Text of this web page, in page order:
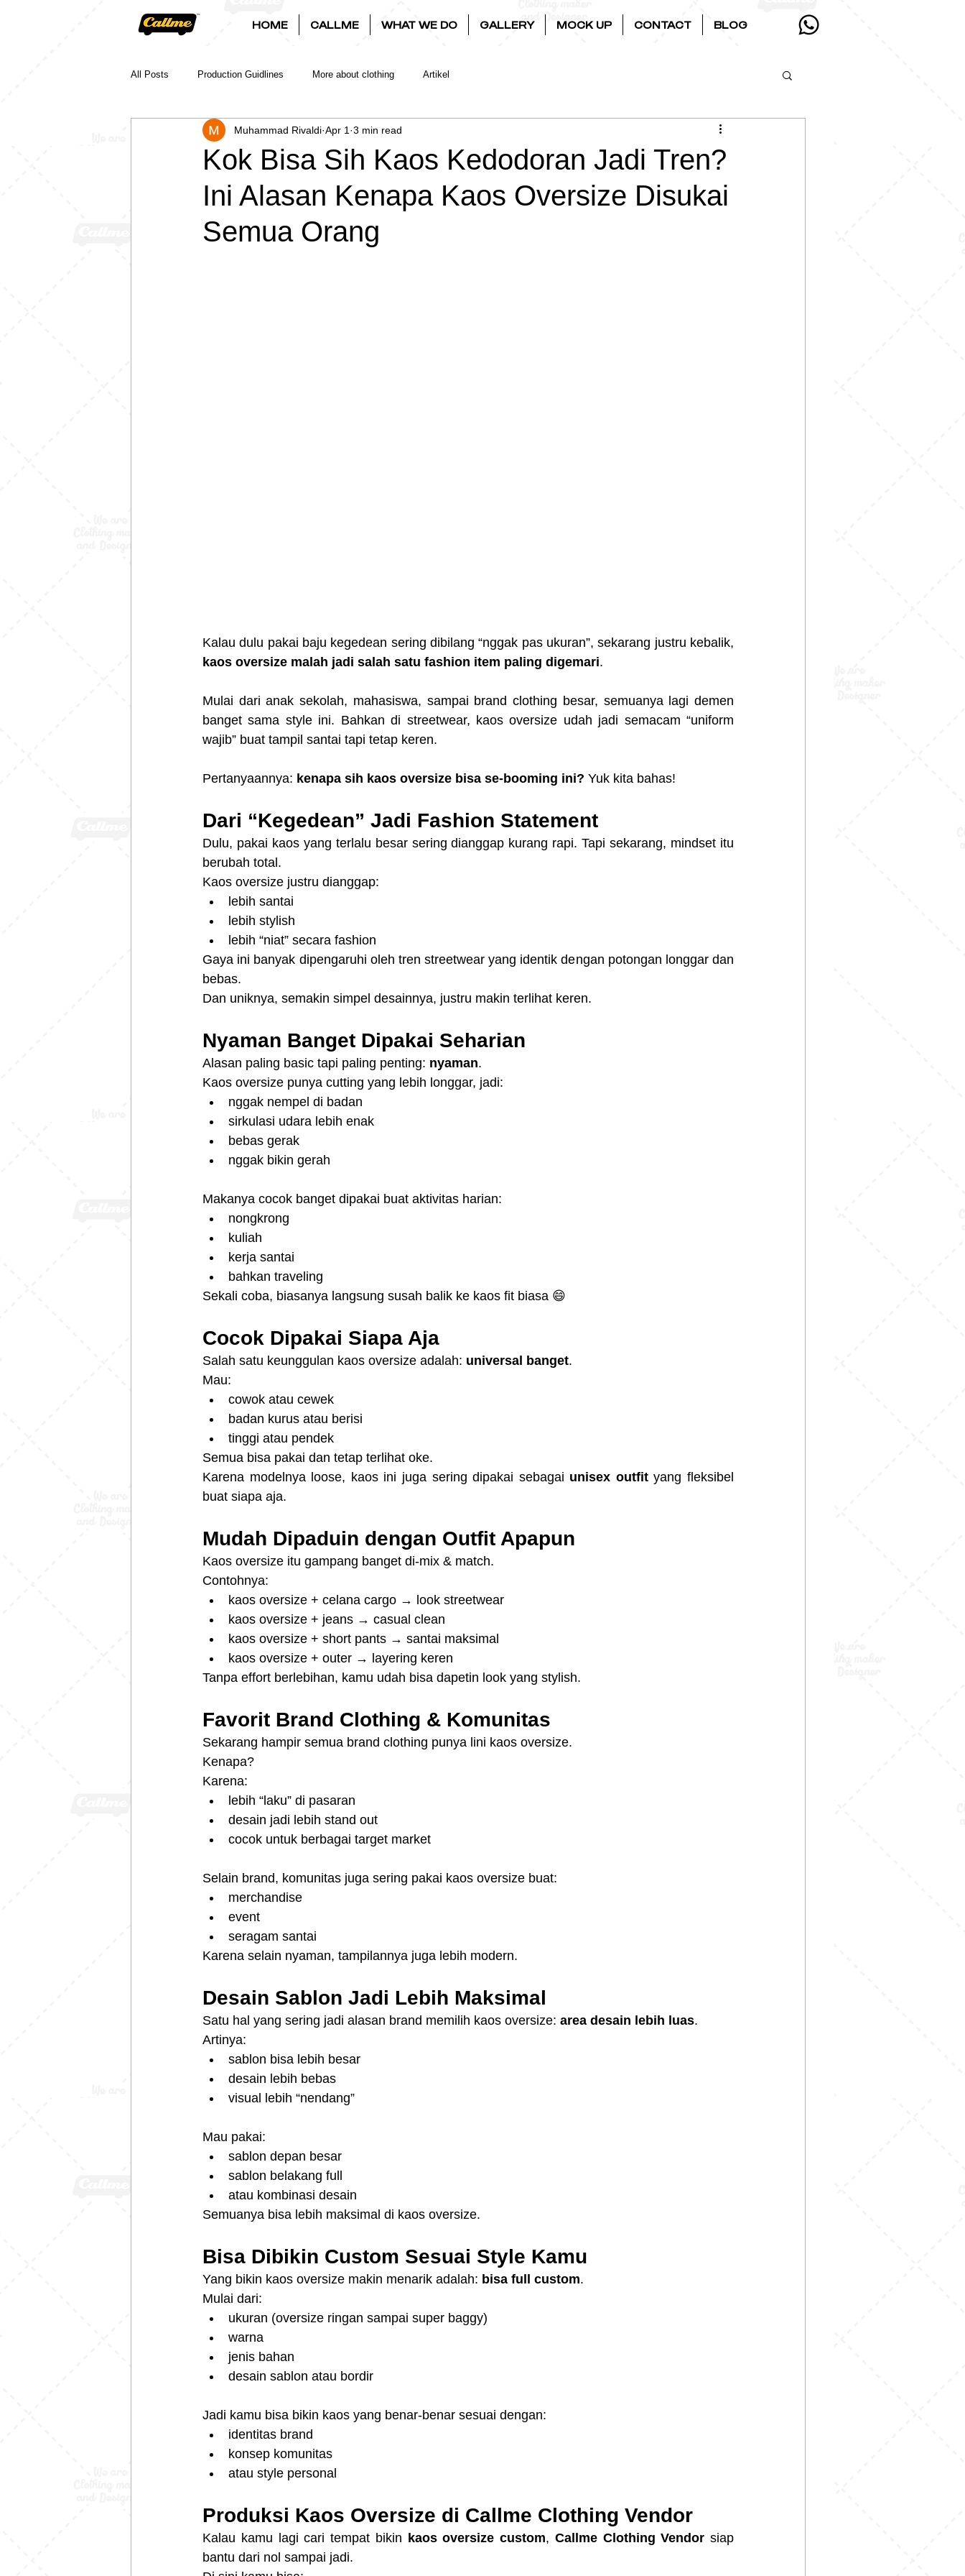
HOME CALLME WHAT WE DO GALLERY MOCK UP CONTACT BLOG
All Posts Production Guidlines More about clothing Artikel
Kok Bisa Sih Kaos Kedodoran Jadi Tren?
Ini Alasan Kenapa Kaos Oversize Disukai
Semua Orang
Muhammad Rivaldi Apr 1 3 min read
kaos oversize malah jadi salah satu fashion item paling digemari.
Mulai dari anak sekolah, mahasiswa, sampai brand clothing besar, semuanya lagi demen
banget sama style ini. Bahkan di streetwear, kaos oversize udah jadi semacam “uniform
wajib” buat tampil santai tapi tetap keren.
Pertanyaannya: kenapa sih kaos oversize bisa se-booming ini? Yuk kita bahas!
Dari “Kegedean” Jadi Fashion Statement
Dulu, pakai kaos yang terlalu besar sering dianggap kurang rapi. Tapi sekarang, mindset itu
berubah total.
Kaos oversize justru dianggap:
lebih santai
lebih stylish
lebih “niat” secara fashion
Gaya ini banyak dipengaruhi oleh tren streetwear yang identik dengan potongan longgar dan
bebas.
Dan uniknya, semakin simpel desainnya, justru makin terlihat keren.
Nyaman Banget Dipakai Seharian
Alasan paling basic tapi paling penting: nyaman.
Kaos oversize punya cutting yang lebih longgar, jadi:
nggak nempel di badan
sirkulasi udara lebih enak
bebas gerak
nggak bikin gerah
Makanya cocok banget dipakai buat aktivitas harian:
nongkrong
kuliah
kerja santai
bahkan traveling
Sekali coba, biasanya langsung susah balik ke kaos fit biasa 😄
Cocok Dipakai Siapa Aja
Salah satu keunggulan kaos oversize adalah: universal banget.
Mau:
cowok atau cewek
badan kurus atau berisi
tinggi atau pendek
Semua bisa pakai dan tetap terlihat oke.
Karena modelnya loose, kaos ini juga sering dipakai sebagai unisex outfit yang fleksibel
buat siapa aja.
Mudah Dipaduin dengan Outfit Apapun
Kaos oversize itu gampang banget di-mix & match.
Contohnya:
kaos oversize + celana cargo → look streetwear
kaos oversize + jeans → casual clean
kaos oversize + short pants → santai maksimal
kaos oversize + outer → layering keren
Tanpa effort berlebihan, kamu udah bisa dapetin look yang stylish.
Favorit Brand Clothing & Komunitas
Sekarang hampir semua brand clothing punya lini kaos oversize.
Kenapa?
Karena:
lebih “laku” di pasaran
desain jadi lebih stand out
cocok untuk berbagai target market
Selain brand, komunitas juga sering pakai kaos oversize buat:
merchandise
event
seragam santai
Karena selain nyaman, tampilannya juga lebih modern.
Desain Sablon Jadi Lebih Maksimal
Satu hal yang sering jadi alasan brand memilih kaos oversize: area desain lebih luas.
Artinya:
sablon bisa lebih besar
desain lebih bebas
visual lebih “nendang”
Mau pakai:
sablon depan besar
sablon belakang full
atau kombinasi desain
Semuanya bisa lebih maksimal di kaos oversize.
Bisa Dibikin Custom Sesuai Style Kamu
Yang bikin kaos oversize makin menarik adalah: bisa full custom.
Mulai dari:
ukuran (oversize ringan sampai super baggy)
warna
jenis bahan
desain sablon atau bordir
Jadi kamu bisa bikin kaos yang benar-benar sesuai dengan:
identitas brand
konsep komunitas
atau style personal
Produksi Kaos Oversize di Callme Clothing Vendor
Kalau kamu lagi cari tempat bikin kaos oversize custom, Callme Clothing Vendor siap
bantu dari nol sampai jadi.